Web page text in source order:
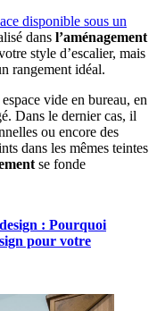
disponible sous un
dans l’aménagement
style d’escalier, mais
rangement idéal.
vide en bureau, en
Dans le dernier cas, il
ou encore des
dans les mêmes teintes
se fonde
: Pourquoi
pour votre